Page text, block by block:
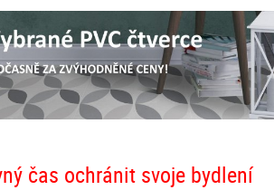
čas ochránit svoje bydlení